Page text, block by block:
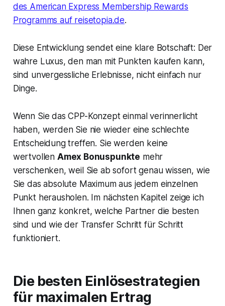
des American Express Membership Rewards
Programms auf reisetopia.de.
Diese Entwicklung sendet eine klare Botschaft: Der
wahre Luxus, den man mit Punkten kaufen kann,
sind unvergessliche Erlebnisse, nicht einfach nur
Dinge.
Wenn Sie das CPP-Konzept einmal verinnerlicht
haben, werden Sie nie wieder eine schlechte
Entscheidung treffen. Sie werden keine
wertvollen Amex Bonuspunkte mehr
verschenken, weil Sie ab sofort genau wissen, wie
Sie das absolute Maximum aus jedem einzelnen
Punkt herausholen. Im nächsten Kapitel zeige ich
Ihnen ganz konkret, welche Partner die besten
sind und wie der Transfer Schritt für Schritt
funktioniert.
Die besten Einlösestrategien
für maximalen Ertrag